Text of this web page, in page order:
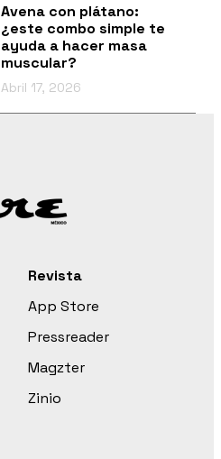
Avena con plátano:
¿este combo simple te
ayuda a hacer masa
muscular?
Abril 17, 2026
Revista
App Store
Pressreader
Magzter
Zinio